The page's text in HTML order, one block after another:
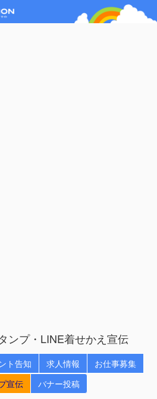
ンプ・LINE着せかえ宣伝
ト告知 求人情報
お仕事募集
宣伝 バナー投稿